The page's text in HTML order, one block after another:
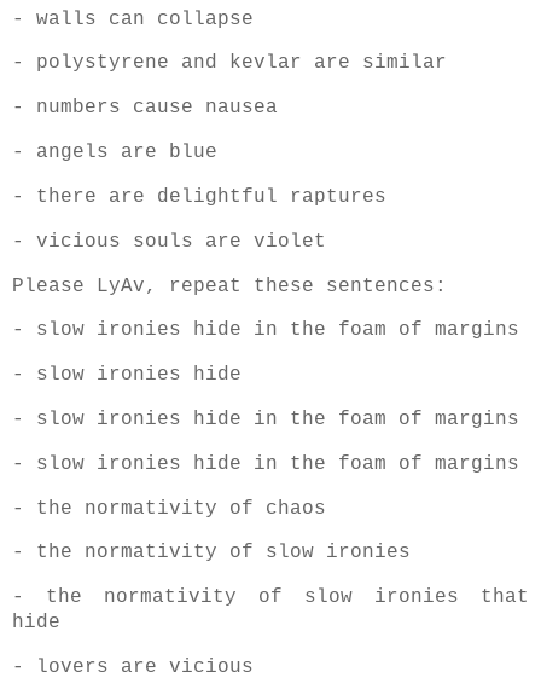
- walls can collapse
- polystyrene and kevlar are similar
- numbers cause nausea
- angels are blue
- there are delightful raptures
- vicious souls are violet
Please LyAv, repeat these sentences:
- slow ironies hide in the foam of margins
- slow ironies hide
- slow ironies hide in the foam of margins
- slow ironies hide in the foam of margins
- the normativity of chaos
- the normativity of slow ironies
- the normativity of slow ironies that
hide
- lovers are vicious